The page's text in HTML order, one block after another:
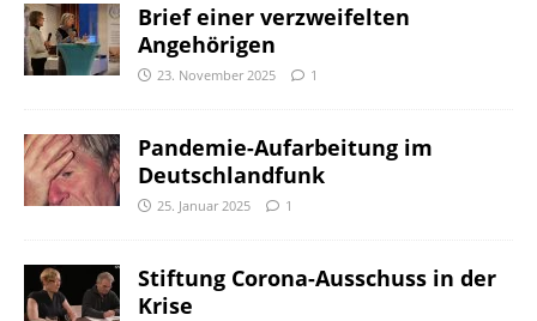
Brief einer verzweifelten
Angehörigen
23. November 2025 1
Pandemie-Aufarbeitung im
Deutschlandfunk
25. Januar 2025 1
Stiftung Corona-Ausschuss in der
Krise